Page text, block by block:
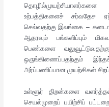
உற்பத்திகளைச் சர்வதேச
செல்வதற்கு இலங்கை –
ஆதரவும் பங்களிப்பும்
பெண்களை
ஒருங்கிணைப்பதற்கும்
அர்ப்பணிப்பான முயற்சிகள்
உள்ளூர் திறன்களை
செயல்முறைப் பயிற்சிப்